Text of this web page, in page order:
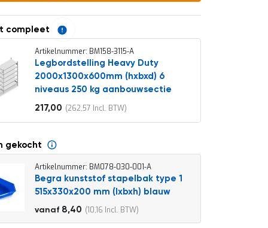
compleet
Artikelnummer: BM158-3115-A
Legbordstelling Heavy Duty
2000x1300x600mm (hxbxd) 6
niveaus 250 kg aanbouwsectie
Vanaf
217,00 262,57
gekocht
Artikelnummer: BM078-030-001-A
Begra kunststof stapelbak type 1
515x330x200 mm (lxbxh) blauw
vanaf 8,40 10,16
9,30
11,25